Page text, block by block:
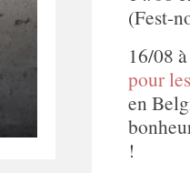
(Fest-
16/08
pour
en
!